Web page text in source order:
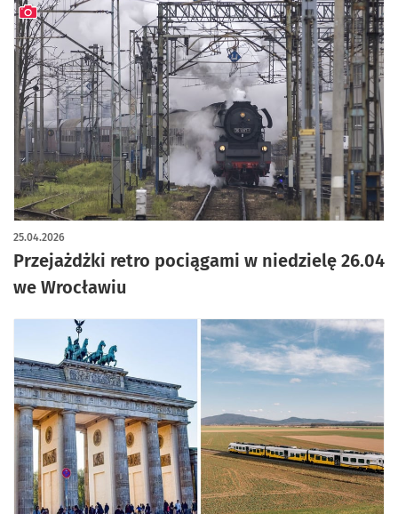
Przejażdżki retro pociągami w niedzielę 26.04
we Wrocławiu
25.04.2026
artykuł z galerią zdjęć